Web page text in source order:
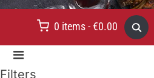
0 items - €0.00
Filters